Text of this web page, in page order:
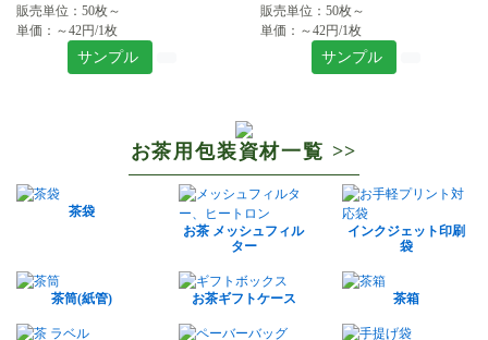
販売単位：50枚～
単価：～42円/1枚
サンプル
販売単位：50枚～
単価：～42円/1枚
サンプル
お茶用包装資材一覧 >>
茶袋
お茶 メッシュフィル
ター
インクジェット印刷
袋
茶筒(紙管) お茶ギフトケース 茶箱